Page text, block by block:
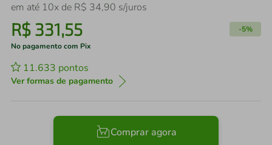
em até 10x de R$ 34,90 s/juros
R$ 331,55 -5%
No pagamento com Pix
11.633 pontos
Ver formas de pagamento
Comprar agora